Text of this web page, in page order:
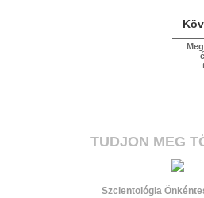
TUDJON MEG
Szcientológia